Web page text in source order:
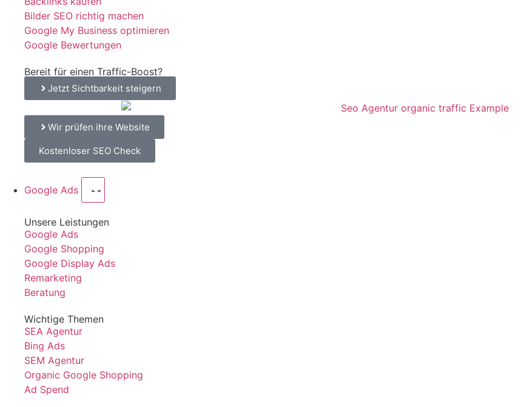
Bilder SEO richtig machen
Google My Business optimieren
Google Bewertungen
Bereit für einen Traffic-Boost?
Jetzt Sichtbarkeit steigern
Wir prüfen ihre Website
Kostenloser SEO Check
Google Ads
Unsere Leistungen
Google Ads
Google Shopping
Google Display Ads
Remarketing
Beratung
Wichtige Themen
SEA Agentur
Bing Ads
SEM Agentur
Organic Google Shopping
Ad Spend